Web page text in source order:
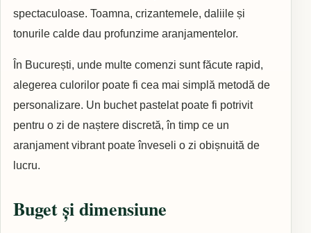
spectaculoase. Toamna, crizantemele, daliile și
tonurile calde dau profunzime aranjamentelor.
În București, unde multe comenzi sunt făcute rapid,
alegerea culorilor poate fi cea mai simplă metodă de
personalizare. Un buchet pastelat poate fi potrivit
pentru o zi de naștere discretă, în timp ce un
aranjament vibrant poate înveseli o zi obișnuită de
lucru.
Buget și dimensiune